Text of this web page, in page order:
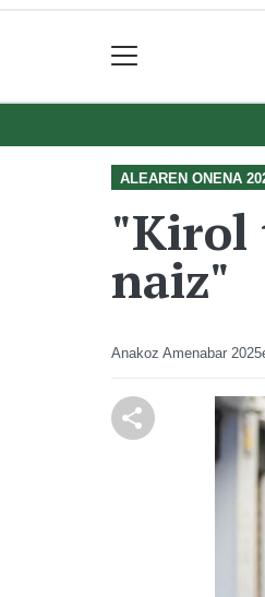
ALEAREN ONENA
"Kirol
naiz"
Anakoz Amenabar